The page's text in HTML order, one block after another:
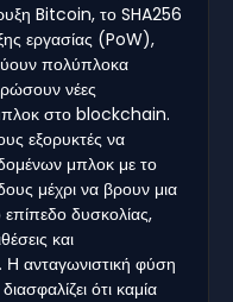
Bitcoin, το SHA256
εργασίας (PoW),
πολύπλοκα
νέες
στο blockchain.
εξορυκτές να
μπλοκ με το
μέχρι να βρουν μια
δυσκολίας,
και
ανταγωνιστική φύση
ότι καμία